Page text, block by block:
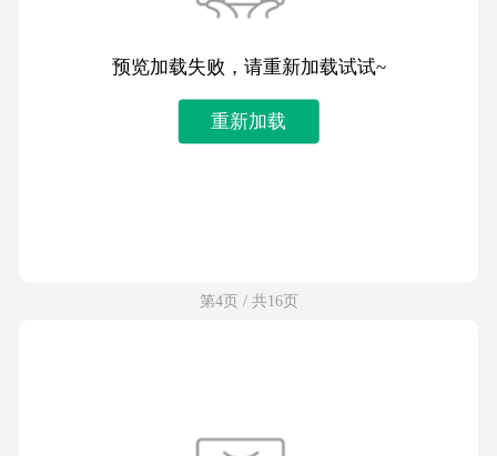
预览加载失败，请重新加载试试~
重新加载
第4页 / 共16页